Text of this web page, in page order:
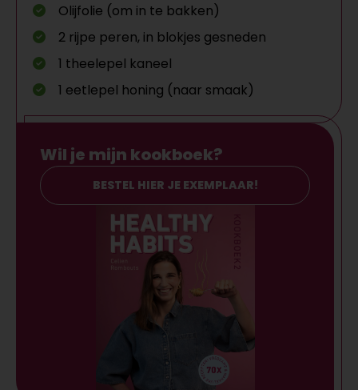
Olijfolie (om in te bakken)
2 rijpe peren, in blokjes gesneden
1 theelepel kaneel
1 eetlepel honing (naar smaak)
Wil je mijn kookboek?
BESTEL HIER JE EXEMPLAAR!